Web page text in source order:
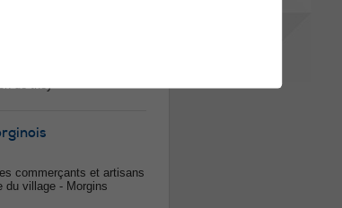
de they
commerçants et artisans
du village - Morgins